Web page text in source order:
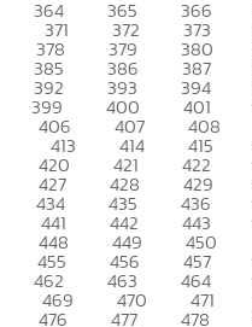
364 365 366
371 372 373
378 379 380
385 386 387
392 393 394
399 400 401
406 407 408
413 414 415
420 421 422
427 428 429
434 435 436
441 442 443
448 449 450
455 456 457
462 463 464
469 470 471
476 477 478